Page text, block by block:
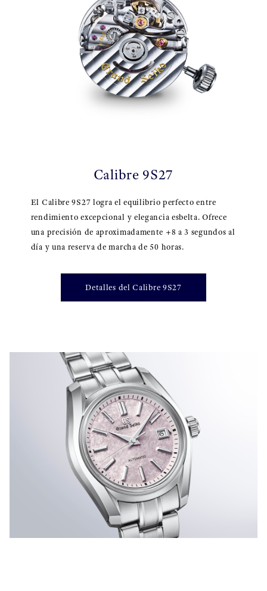
Calibre 9S27
El Calibre 9S27 logra el equilibrio perfecto entre
rendimiento excepcional y elegancia esbelta. Ofrece
una precisión de aproximadamente +8 a 3 segundos al
día y una reserva de marcha de 50 horas.
Detalles del Calibre 9S27